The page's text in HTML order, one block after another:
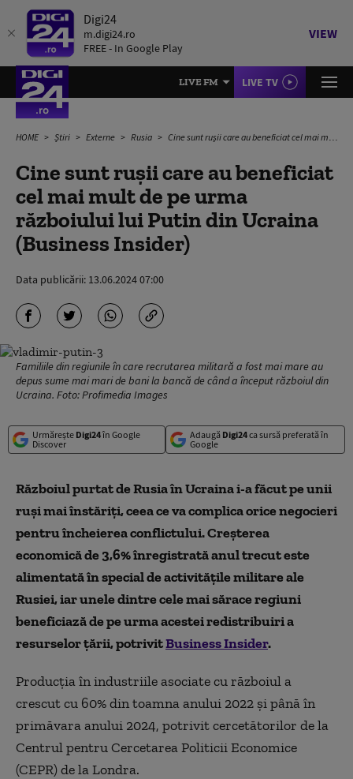
Digi24
m.digi24.ro
FREE - In Google Play
VIEW
LIVE FM LIVE TV
HOME Știri Externe Rusia Cine sunt rușii care au beneficiat cel mai mult de pe urma războiului lui Putin din Ucraina (Business Insider)
Cine sunt rușii care au beneficiat
cel mai mult de pe urma
războiului lui Putin din Ucraina
(Business Insider)
Data publicării: 13.06.2024 07:00
Familiile din regiunile în care recrutarea militară a fost mai mare au
depus sume mai mari de bani la bancă de când a început războiul din
Ucraina. Foto: Profimedia Images
Urmărește Digi24în Google
Discover
Adaugă Digi24ca sursă preferată în
Google
Războiul purtat de Rusia în Ucraina i-a făcut pe unii
ruși mai înstăriți, ceea ce va complica orice negocieri
pentru încheierea conflictului. Creșterea
economică de 3,6% înregistrată anul trecut este
alimentată în special de activitățile militare ale
Rusiei, iar unele dintre cele mai sărace regiuni
beneficiază de pe urma acestei redistribuiri a
resurselor țării, potrivitBusiness Insider.
Producția în industriile asociate cu războiul a
crescut cu 60% din toamna anului 2022 și până în
primăvara anului 2024, potrivit cercetătorilor de la
Centrul pentru Cercetarea Politicii Economice
(CEPR) de la Londra.